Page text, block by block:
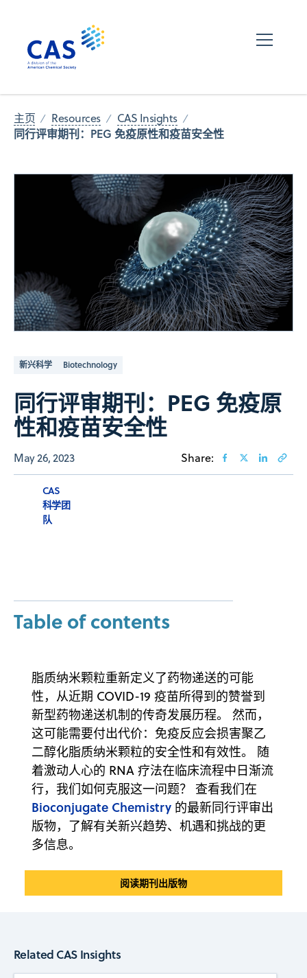
主页 Resources CAS Insights
同行评审期刊：PEG 免疫原性和疫苗安全性
新兴科学 Biotechnology
同行评审期刊：PEG 免疫原
性和疫苗安全性
May 26, 2023 Share:
CAS
科学团
队
Table of contents
脂质纳米颗粒重新定义了药物递送的可能
性，从近期 COVID-19 疫苗所得到的赞誉到
新型药物递送机制的传奇发展历程。 然而，
这可能需要付出代价：免疫反应会损害聚乙
二醇化脂质纳米颗粒的安全性和有效性。 随
着激动人心的 RNA 疗法在临床流程中日渐流
行，我们如何克服这一问题？ 查看我们在
Bioconjugate Chemistry 的最新同行评审出
版物，了解有关新兴趋势、机遇和挑战的更
多信息。
阅读期刊出版物
Related CAS Insights